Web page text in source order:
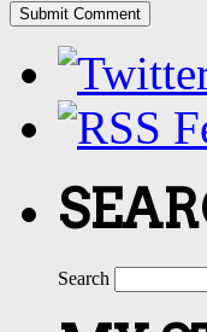
Search